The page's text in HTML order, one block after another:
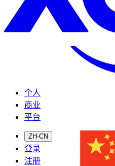
个人
商业
平台
ZH-CN
登录
注册